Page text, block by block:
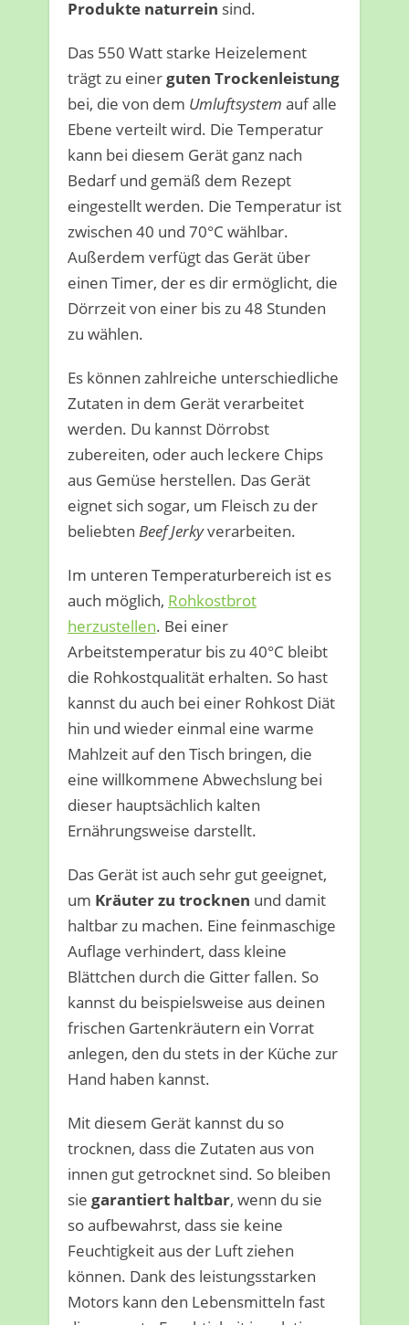
Produkte naturrein sind.
Das 550 Watt starke Heizelement
trägt zu einerguten Trockenleistung
bei, die von dem Umluftsystem auf alle
Ebene verteilt wird. Die Temperatur
kann bei diesem Gerät ganz nach
Bedarf und gemäß dem Rezept
eingestellt werden. Die Temperatur ist
zwischen 40 und 70°C wählbar.
Außerdem verfügt das Gerät über
einen Timer, der es dir ermöglicht, die
Dörrzeit von einer bis zu 48 Stunden
zu wählen.
Es können zahlreiche unterschiedliche
Zutaten in dem Gerät verarbeitet
werden. Du kannst Dörrobst
zubereiten, oder auch leckere Chips
aus Gemüse herstellen. Das Gerät
eignet sich sogar, um Fleisch zu der
beliebten Beef Jerkyverarbeiten.
Im unteren Temperaturbereich ist es
auch möglich, Rohkostbrot
herzustellen. Bei einer
Arbeitstemperatur bis zu 40°C bleibt
die Rohkostqualität erhalten. So hast
kannst du auch bei einer Rohkost Diät
hin und wieder einmal eine warme
Mahlzeit auf den Tisch bringen, die
eine willkommene Abwechslung bei
dieser hauptsächlich kalten
Ernährungsweise darstellt.
Das Gerät ist auch sehr gut geeignet,
um Kräuter zu trocknen und damit
haltbar zu machen. Eine feinmaschige
Auflage verhindert, dass kleine
Blättchen durch die Gitter fallen. So
kannst du beispielsweise aus deinen
frischen Gartenkräutern ein Vorrat
anlegen, den du stets in der Küche zur
Hand haben kannst.
Mit diesem Gerät kannst du so
trocknen, dass die Zutaten aus von
innen gut getrocknet sind. So bleiben
sie garantiert haltbar, wenn du sie
so aufbewahrst, dass sie keine
Feuchtigkeit aus der Luft ziehen
können. Dank des leistungsstarken
Motors kann den Lebensmitteln fast